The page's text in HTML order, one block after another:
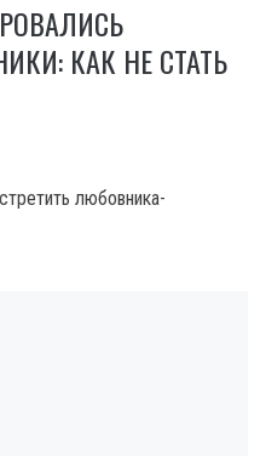
КАК НЕ СТАТЬ
любовника-